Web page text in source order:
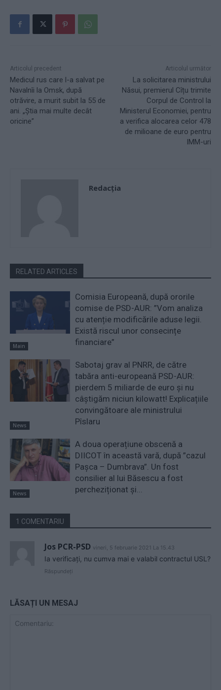
Articolul precedent
Medicul rus care l-a salvat pe
Navalnîi la Omsk, după
otrăvire, a murit subit la 55 de
ani. „Știa mai multe decât
oricine”
Articolul următor
La solicitarea ministrului
Năsui, premierul Cîțu trimite
Corpul de Control la
Ministerul Economiei, pentru
a verifica alocarea celor 478
de milioane de euro pentru
IMM-uri
Redacţia
RELATED ARTICLES
Main
Comisia Europeană, după ororile
comise de PSD-AUR: ”Vom analiza
cu atenție modificările aduse legii.
Există riscul unor consecințe
financiare”
News
Sabotaj grav al PNRR, de către
tabăra anti-europeană PSD-AUR:
pierdem 5 miliarde de euro și nu
câștigăm niciun kilowatt! Explicațiile
convingătoare ale ministrului
Pîslaru
News
A doua operațiune obscenă a
DIICOT în această vară, după ”cazul
Pașca – Dumbrava”. Un fost
consilier al lui Băsescu a fost
percheziționat și...
1 COMENTARIU
Jos PCR-PSD vineri, 5 februarie 2021 La 15.43
Ia verificați, nu cumva mai e valabil contractul USL?
Răspundeți
LĂSAȚI UN MESAJ